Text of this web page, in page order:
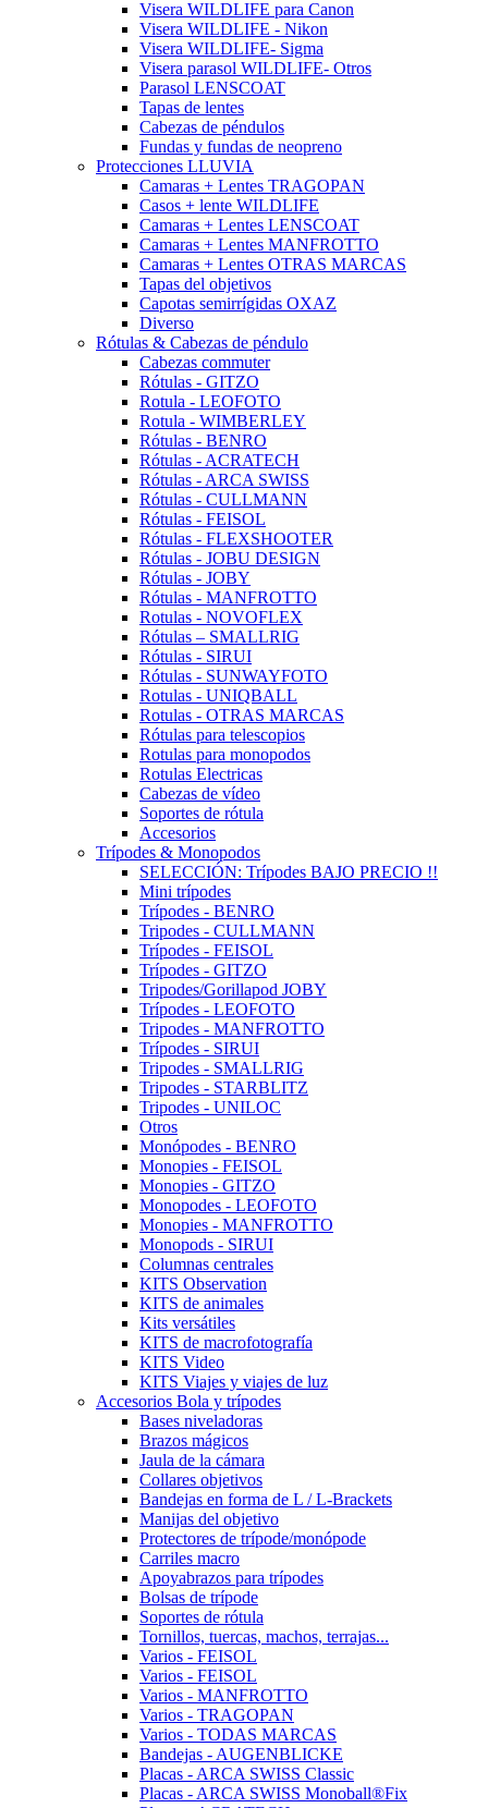
Visera WILDLIFE para Canon
Visera WILDLIFE - Nikon
Visera WILDLIFE- Sigma
Visera parasol WILDLIFE- Otros
Parasol LENSCOAT
Tapas de lentes
Cabezas de péndulos
Fundas y fundas de neopreno
Protecciones LLUVIA
Camaras + Lentes TRAGOPAN
Casos + lente WILDLIFE
Camaras + Lentes LENSCOAT
Camaras + Lentes MANFROTTO
Camaras + Lentes OTRAS MARCAS
Tapas del objetivos
Capotas semirrígidas OXAZ
Diverso
Rótulas & Cabezas de péndulo
Cabezas commuter
Rótulas - GITZO
Rotula - LEOFOTO
Rotula - WIMBERLEY
Rótulas - BENRO
Rótulas - ACRATECH
Rótulas - ARCA SWISS
Rótulas - CULLMANN
Rótulas - FEISOL
Rótulas - FLEXSHOOTER
Rótulas - JOBU DESIGN
Rótulas - JOBY
Rótulas - MANFROTTO
Rotulas - NOVOFLEX
Rótulas – SMALLRIG
Rótulas - SIRUI
Rótulas - SUNWAYFOTO
Rotulas - UNIQBALL
Rotulas - OTRAS MARCAS
Rótulas para telescopios
Rotulas para monopodos
Rotulas Electricas
Cabezas de vídeo
Soportes de rótula
Accesorios
Trípodes & Monopodos
SELECCIÓN: Trípodes BAJO PRECIO !!
Mini trípodes
Trípodes - BENRO
Tripodes - CULLMANN
Trípodes - FEISOL
Trípodes - GITZO
Tripodes/Gorillapod JOBY
Trípodes - LEOFOTO
Tripodes - MANFROTTO
Trípodes - SIRUI
Tripodes - SMALLRIG
Tripodes - STARBLITZ
Tripodes - UNILOC
Otros
Monópodes - BENRO
Monopies - FEISOL
Monopies - GITZO
Monopodes - LEOFOTO
Monopies - MANFROTTO
Monopods - SIRUI
Columnas centrales
KITS Observation
KITS de animales
Kits versátiles
KITS de macrofotografía
KITS Video
KITS Viajes y viajes de luz
Accesorios Bola y trípodes
Bases niveladoras
Brazos mágicos
Jaula de la cámara
Collares objetivos
Bandejas en forma de L / L-Brackets
Manijas del objetivo
Protectores de trípode/monópode
Carriles macro
Apoyabrazos para trípodes
Bolsas de trípode
Soportes de rótula
Tornillos, tuercas, machos, terrajas...
Varios - FEISOL
Varios - FEISOL
Varios - MANFROTTO
Varios - TRAGOPAN
Varios - TODAS MARCAS
Bandejas - AUGENBLICKE
Placas - ARCA SWISS Classic
Placas - ARCA SWISS Monoball®Fix